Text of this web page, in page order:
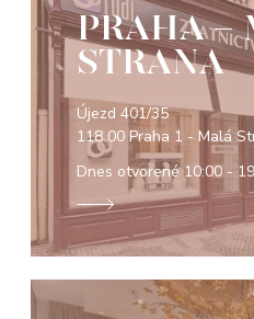
PRAHA -
STRANA
Újezd 401/35
118 00 Praha 1 - Malá
Dnes otvorené10:00 -